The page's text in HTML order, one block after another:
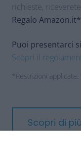
richieste,
Regalo
Puoi presentarci
Scopri il
*Restrizioni
Scopri di più